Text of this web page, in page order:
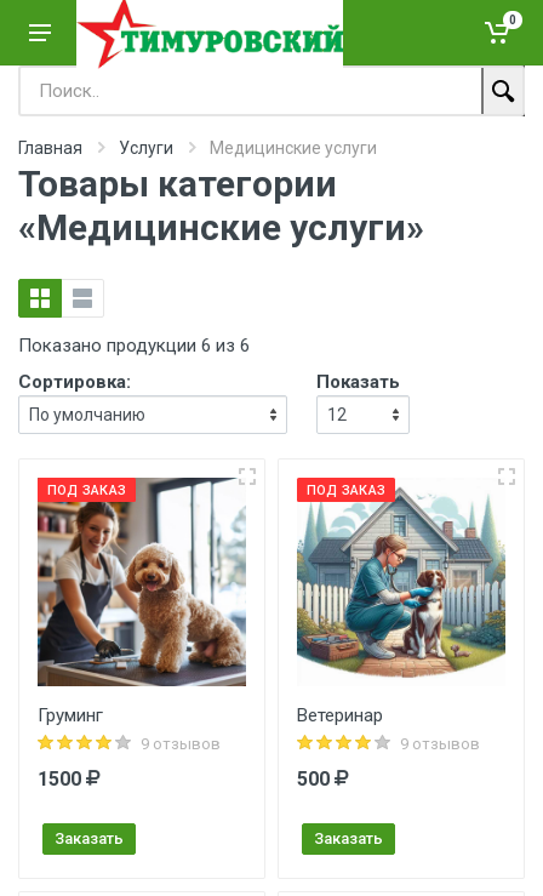
0
Главная Услуги Медицинские услуги
Товары категории
«Медицинские услуги»
Показано продукции 6 из 6
Сортировка:
Показать
ПОД ЗАКАЗ
Груминг
9 отзывов
1500
Заказать
ПОД ЗАКАЗ
Ветеринар
9 отзывов
500
Заказать